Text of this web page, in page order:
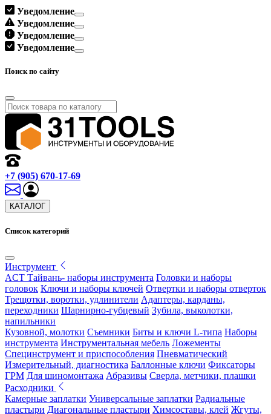
Уведомление
Уведомление
Уведомление
Уведомление
Поиск по сайту
+7 (905) 670-17-69
КАТАЛОГ
Список категорий
Инструмент
ACT Тайвань- наборы инструмента Головки и наборы
головок Ключи и наборы ключей Отвертки и наборы отверток
Трещотки, воротки, удлинители Адаптеры, карданы,
переходники Шарнирно-губцевый Зубила, выколотки,
напильники
Кузовной, молотки Съемники Биты и ключи L-типа Наборы
инструмента Инструментальная мебель Ложементы
Специнструмент и приспособления Пневматический
Измерительный, диагностика Баллонные ключи Фиксаторы
ГРМ Для шиномонтажа Абразивы Сверла, метчики, плашки
Расходники
Камерные заплатки Универсальные заплатки Радиальные
пластыри Диагональные пластыри Химсоставы, клей Жгуты,